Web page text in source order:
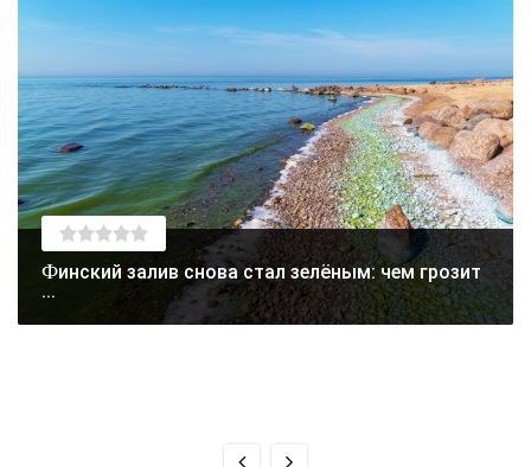
Финский залив снова стал зелёным: чем грозит
...